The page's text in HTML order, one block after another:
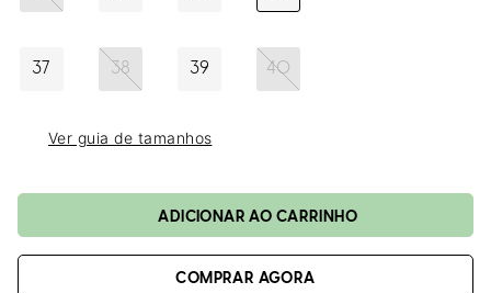
37 38 39 40
Ver guia de tamanhos
ADICIONAR AO CARRINHO